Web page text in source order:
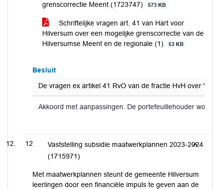
grenscorrectie Meent (1723747)
573 KB
Schriftelijke vragen art. 41 van Hart voor
Hilversum over een mogelijke grenscorrectie van de
Hilversumse Meent en de regionale (1)
53 KB
Besluit
De vragen ex artikel 41 RvO van de fractie HvH over
Akkoord met aanpassingen. De portefeuillehouder wordt
12
Vaststelling subsidie maatwerkplannen 2023-2024
(1715971)
Met maatwerkplannen steunt de gemeente Hilversum
leerlingen door een financiële impuls te geven aan de